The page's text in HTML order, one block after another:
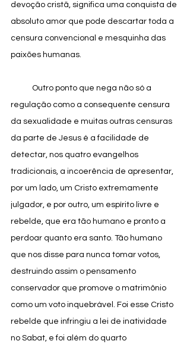
devoção cristã, significa uma conquista de
absoluto amor que pode descartar toda a
censura convencional e mesquinha das
paixões humanas.
regulação como a consequente censura
da sexualidade e muitas outras censuras
da parte de Jesus é a facilidade de
detectar, nos quatro evangelhos
tradicionais, a incoerência de apresentar,
por um lado, um Cristo extremamente
julgador, e por outro, um espírito livre e
rebelde, que era tão humano e pronto a
perdoar quanto era santo. Tão humano
que nos disse para nunca tomar votos,
destruindo assim o pensamento
conservador que promove o matrimônio
como um voto inquebrável. Foi esse Cristo
rebelde que infringiu a lei de inatividade
no Sabat, e foi além do quarto